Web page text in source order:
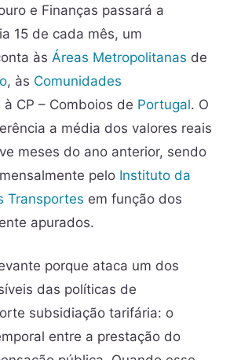
e Finanças passará a
15 de cada mês, um
às Áreas Metropolitanas de
, às Comunidades
à CP – Comboios de Portugal. O
a média dos valores reais
meses do ano anterior, sendo
pelo Instituto da
Transportes em função dos
apurados.
porque ataca um dos
das políticas de
subsidiação tarifária: o
entre a prestação do